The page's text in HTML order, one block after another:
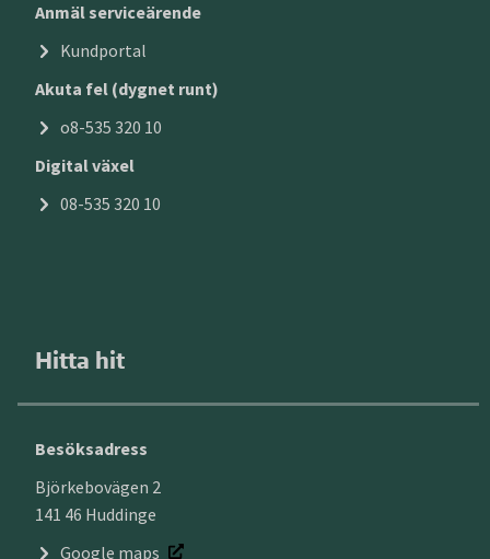
Anmäl serviceärende
Kundportal
Akuta fel (dygnet runt)
o8-535 320 10
Digital växel
08-535 320 10
Hitta hit
Besöksadress
Björkebovägen 2
141 46 Huddinge
Google maps